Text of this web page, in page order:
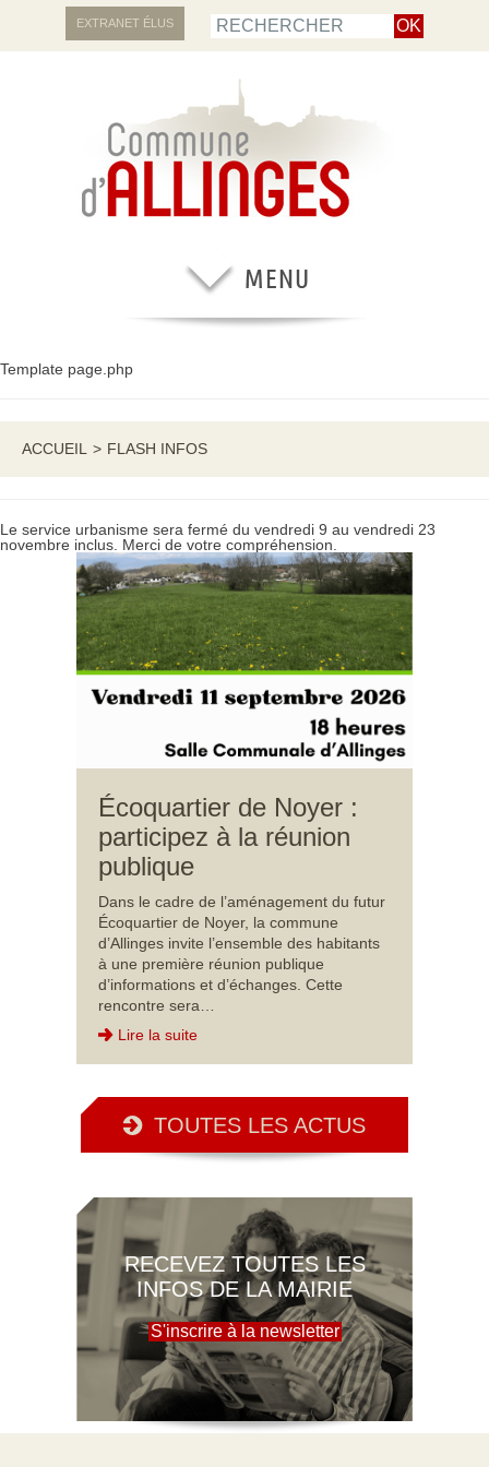
EXTRANET ÉLUS
Template page.php
ACCUEIL > FLASH INFOS
Le service urbanisme sera fermé du vendredi 9 au vendredi 23
novembre inclus. Merci de votre compréhension.
Écoquartier de Noyer :
participez à la réunion
publique
Dans le cadre de l’aménagement du futur
Écoquartier de Noyer, la commune
d’Allinges invite l’ensemble des habitants
à une première réunion publique
d’informations et d’échanges. Cette
rencontre sera…
Lire la suite
TOUTES LES ACTUS
RECEVEZ TOUTES LES
INFOS DE LA MAIRIE
S'inscrire à la newsletter